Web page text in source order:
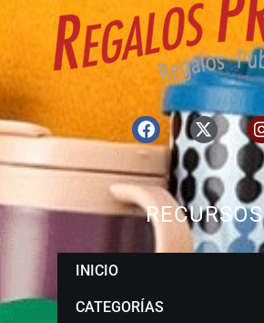
RECURSOS
INICIO
CATEGORÍAS